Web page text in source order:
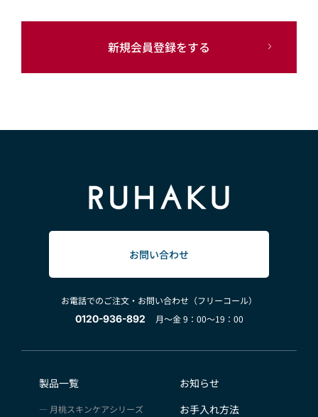
新規会員登録をする
お問い合わせ
お電話でのご注文・お問い合わせ（フリーコール）
0120-936-892
月～金 9：00～19：00
製品一覧
月桃スキンケアシリーズ
お知らせ
お手入れ方法